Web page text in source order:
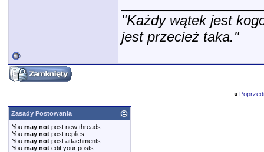
"Każdy wątek jest
jest przecież taka."
«
Zasady Postowania
You may not post new threads
You may not post replies
You may not post attachments
You may not edit your posts